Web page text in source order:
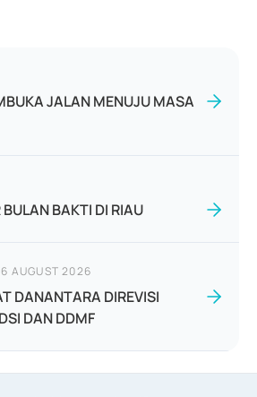
JALAN MENUJU MASA
BAKTI DI RIAU
AUGUST 2026
DANANTARA DIREVISI
DAN DDMF